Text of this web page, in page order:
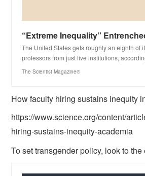
The United States gets roughly an eighth of
professors from just five institutions,
The Scientist Magazine®
How faculty hiring sustains inequity
https://www.science.org/content/
hiring-sustains-inequity-academia
To set transgender policy, look to